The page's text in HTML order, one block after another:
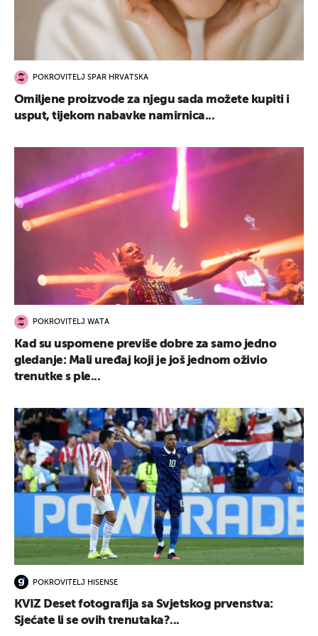
POKROVITELJ SPAR HRVATSKA
Omiljene proizvode za njegu sada možete kupiti i
usput, tijekom nabavke namirnica...
POKROVITELJ WATA
Kad su uspomene previše dobre za samo jedno
gledanje: Mali uređaj koji je još jednom oživio
trenutke s ple...
POKROVITELJ HISENSE
KVIZ Deset fotografija sa Svjetskog prvenstva:
Sjećate li se ovih trenutaka?...